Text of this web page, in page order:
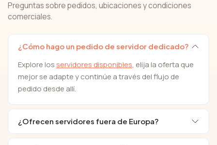
Preguntas sobre pedidos, ubicaciones y condiciones
comerciales.
¿Cómo hago un pedido de servidor dedicado?
Explore losservidores disponibles, elija la oferta que
mejor se adapte y continúe a través del flujo de
pedido desde allí.
¿Ofrecen servidores fuera de Europa?